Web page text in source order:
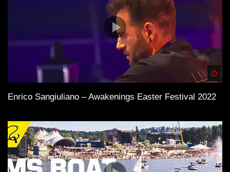
Enrico Sangiuliano – Awakenings Easter Festival 2022